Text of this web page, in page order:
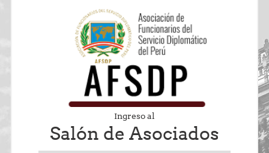
Ingreso al
Salón de Asociados